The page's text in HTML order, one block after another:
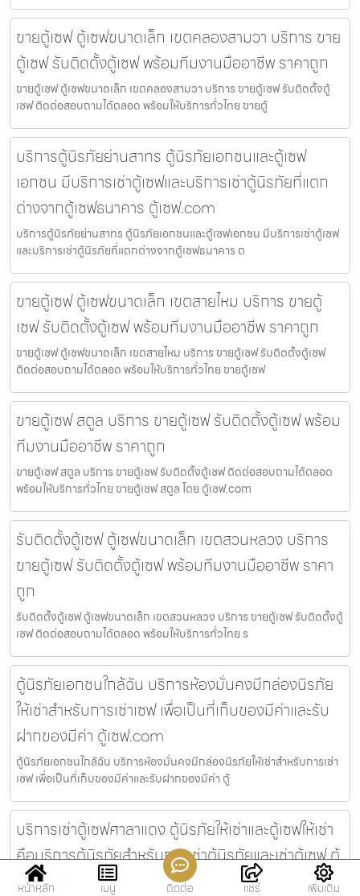
ขายตู้เซฟ ตู้เซฟขนาดเล็ก เขตคลองสามวา บริการ ขาย
ตู้เซฟ รับติดตั้งตู้เซฟ พร้อมทีมงานมืออาชีพ ราคาถูก
ขายตู้เซฟ ตู้เซฟขนาดเล็ก เขตคลองสามวา บริการ ขายตู้เซฟ รับติดตั้งตู้
เซฟ ติดต่อสอบถามได้ตลอด พร้อมให้บริการทั่วไทย ขายตู้
บริการตู้นิรภัยย่านสาทร ตู้นิรภัยเอกชนและตู้เซฟ
เอกชน มีบริการเช่าตู้เซฟและบริการเช่าตู้นิรภัยที่แตก
ต่างจากตู้เซฟธนาคาร ตู้เซฟ.com
บริการตู้นิรภัยย่านสาทร ตู้นิรภัยเอกชนและตู้เซฟเอกชน มีบริการเช่าตู้เซฟ
และบริการเช่าตู้นิรภัยที่แตกต่างจากตู้เซฟธนาคาร ต
ขายตู้เซฟ ตู้เซฟขนาดเล็ก เขตสายไหม บริการ ขายตู้
เซฟ รับติดตั้งตู้เซฟ พร้อมทีมงานมืออาชีพ ราคาถูก
ขายตู้เซฟ ตู้เซฟขนาดเล็ก เขตสายไหม บริการ ขายตู้เซฟ รับติดตั้งตู้เซฟ
ติดต่อสอบถามได้ตลอด พร้อมให้บริการทั่วไทย ขายตู้เซฟ
ขายตู้เซฟ สตูล บริการ ขายตู้เซฟ รับติดตั้งตู้เซฟ พร้อม
ทีมงานมืออาชีพ ราคาถูก
ขายตู้เซฟ สตูล บริการ ขายตู้เซฟ รับติดตั้งตู้เซฟ ติดต่อสอบถามได้ตลอด
พร้อมให้บริการทั่วไทย ขายตู้เซฟ สตูล โดย ตู้เซฟ.com
รับติดตั้งตู้เซฟ ตู้เซฟขนาดเล็ก เขตสวนหลวง บริการ
ขายตู้เซฟ รับติดตั้งตู้เซฟ พร้อมทีมงานมืออาชีพ ราคา
ถูก
รับติดตั้งตู้เซฟ ตู้เซฟขนาดเล็ก เขตสวนหลวง บริการ ขายตู้เซฟ รับติดตั้งตู้
เซฟ ติดต่อสอบถามได้ตลอด พร้อมให้บริการทั่วไทย ร
ตู้นิรภัยเอกชนใกล้ฉัน บริการห้องมั่นคงมีกล่องนิรภัย
ให้เช่าสำหรับการเช่าเซฟ เพื่อเป็นที่เก็บของมีค่าและรับ
ฝากของมีค่า ตู้เซฟ.com
ตู้นิรภัยเอกชนใกล้ฉัน บริการห้องมั่นคงมีกล่องนิรภัยให้เช่าสำหรับการเช่า
เซฟ เพื่อเป็นที่เก็บของมีค่าและรับฝากของมีค่า ตู้
บริการเช่าตู้เซฟศาลาแดง ตู้นิรภัยให้เช่าและตู้เซฟให้เช่า
คือบริการตู้นิรภัยสำหรับการเช่าตู้นิรภัยและเช่าตู้เซฟ ตู้
เซฟ.com
หน้าหลัก เมนู ติดต่อ แชร์ เพิ่มเติม